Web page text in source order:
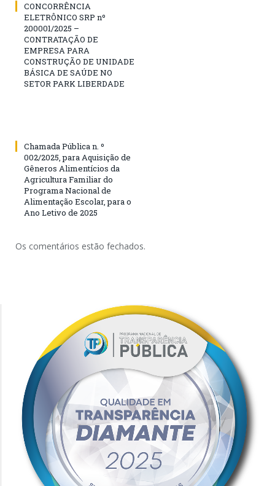
CONCORRÊNCIA
ELETRÔNICO SRP nº
200001/2025 –
CONTRATAÇÃO DE
EMPRESA PARA
CONSTRUÇÃO DE UNIDADE
BÁSICA DE SAÚDE NO
SETOR PARK LIBERDADE
Chamada Pública n. º
002/2025, para Aquisição de
Gêneros Alimentícios da
Agricultura Familiar do
Programa Nacional de
Alimentação Escolar, para o
Ano Letivo de 2025
Os comentários estão fechados.